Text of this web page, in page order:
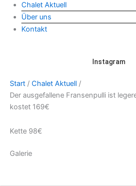
Chalet Aktuell
Über uns
Kontakt
Instagram
Start / Chalet Aktuell /
Der ausgefallene Fransenpulli ist
kostet 169€
Kette 98€
Galerie